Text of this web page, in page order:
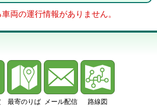
両の運行情報がありません。
最寄のりば メール配信 路線図